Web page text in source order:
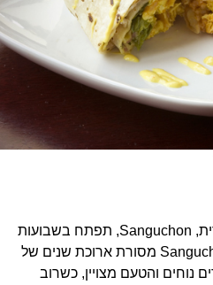
משאית האוכל הפרואני הפופולרית, Sanguchon, תפתח בשבועות
הקרובים סניף חדש בעיר. ל-Sanguchon מסורת ארוכת שנים של
נוחים והטעם מצויין, כשרוב